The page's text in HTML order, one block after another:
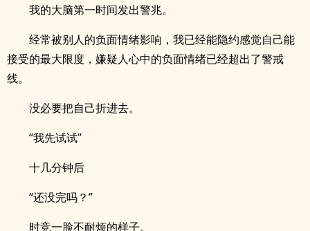
我的大脑第一时间发出警兆。
经常被别人的负面情绪影响，我已经能隐约感觉自己能
接受的最大限度，嫌疑人心中的负面情绪已经超出了警戒
线。
没必要把自己折进去。
“我先试试”
十几分钟后
“还没完吗？”
时竞一脸不耐烦的样子。